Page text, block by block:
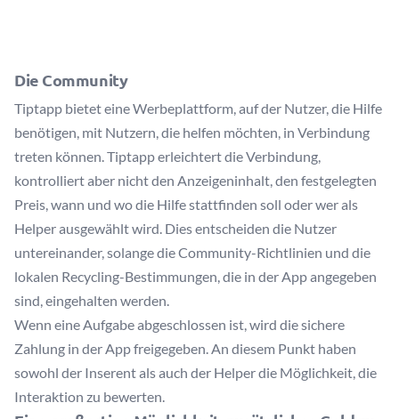
Die Community
Tiptapp bietet eine Werbeplattform, auf der Nutzer, die Hilfe
benötigen, mit Nutzern, die helfen möchten, in Verbindung
treten können. Tiptapp erleichtert die Verbindung,
kontrolliert aber nicht den Anzeigeninhalt, den festgelegten
Preis, wann und wo die Hilfe stattfinden soll oder wer als
Helper ausgewählt wird. Dies entscheiden die Nutzer
untereinander, solange die Community-Richtlinien und die
lokalen Recycling-Bestimmungen, die in der App angegeben
sind, eingehalten werden.
Wenn eine Aufgabe abgeschlossen ist, wird die sichere
Zahlung in der App freigegeben. An diesem Punkt haben
sowohl der Inserent als auch der Helper die Möglichkeit, die
Interaktion zu bewerten.